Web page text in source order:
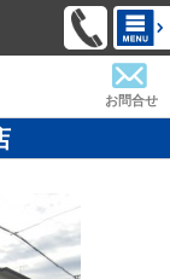
お問合せ